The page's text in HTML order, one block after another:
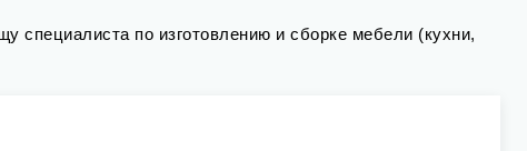
специалиста по изготовлению и сборке мебели (кухни,